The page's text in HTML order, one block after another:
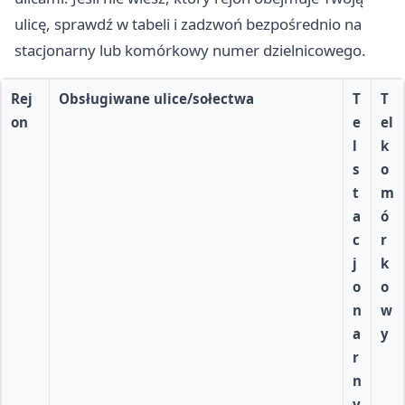
ulicę, sprawdź w tabeli i zadzwoń bezpośrednio na
stacjonarny lub komórkowy numer dzielnicowego.
Rej
on
Obsługiwane ulice/sołectwa
T
e
l
s
t
a
c
j
o
n
a
r
n
T
el
k
o
m
ó
r
k
o
w
y